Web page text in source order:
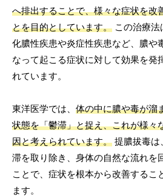
へ排出することで、様々な症状を改
とを目的としています。 この治療法
化膿性疾患や炎症性疾患など、膿や
なって起こる症状に対して効果を発
れています。
東洋医学では、体の中に膿や毒が溜
状態を「鬱滞」と捉え、これが様々
因と考えられています。 提膿拔毒は
滞を取り除き、身体の自然な流れを
ことで、症状を根本から改善するこ
ます。